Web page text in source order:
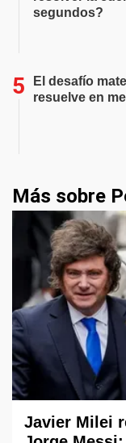
segundos?
El desafío
resuelve en
Más sobre
Javier Milei